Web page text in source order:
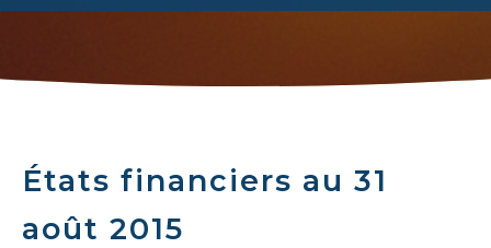
États financiers au 31
août 2015